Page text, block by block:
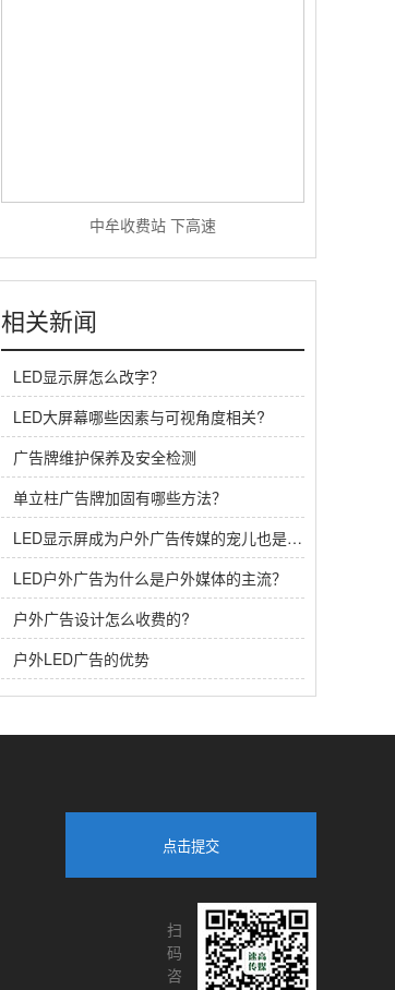
中牟收费站 下高速
相关新闻
LED显示屏怎么改字？
LED大屏幕哪些因素与可视角度相关?
广告牌维护保养及安全检测
单立柱广告牌加固有哪些方法？
LED显示屏成为户外广告传媒的宠儿也是必然
LED户外广告为什么是户外媒体的主流？
户外广告设计怎么收费的?
户外LED广告的优势
点击提交
扫
码
咨